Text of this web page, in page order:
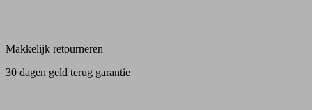
Makkelijk retourneren
30 dagen geld terug garantie